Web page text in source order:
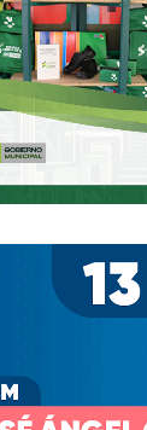
la
de
para la
ni los
que ésta fue
presa en las
tres
se han hecho
que no
de oficio de la
abril de 2023,